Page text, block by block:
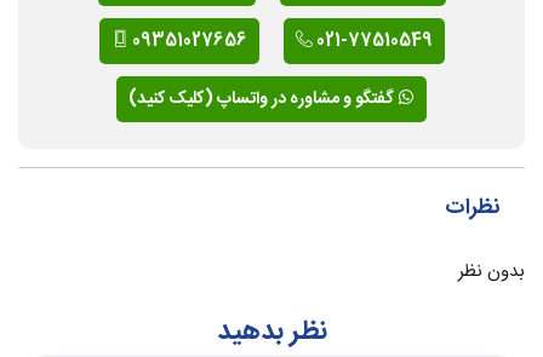
021-77510549
09351027656
گفتگو و مشاوره در واتساپ (کلیک کنید)
نظرات
بدون نظر
نظر بدهید